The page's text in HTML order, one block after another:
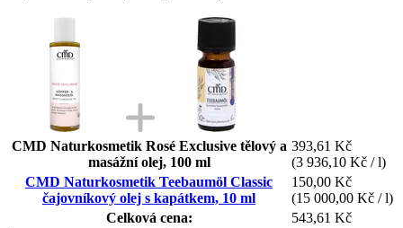
CMD Naturkosmetik Rosé Exclusive tělový a
masážní olej, 100 ml
393,61 Kč
(3 936,10 Kč / l)
CMD Naturkosmetik Teebaumöl Classic
čajovníkový olej s kapátkem, 10 ml
150,00 Kč
(15 000,00 Kč / l)
Celková cena:
543,61 Kč